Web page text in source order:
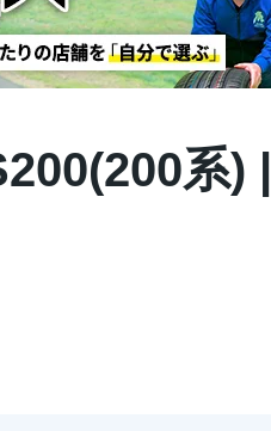
系) |